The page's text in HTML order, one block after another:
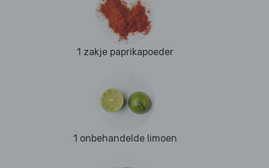
1 zakje paprikapoeder
1 onbehandelde limoen